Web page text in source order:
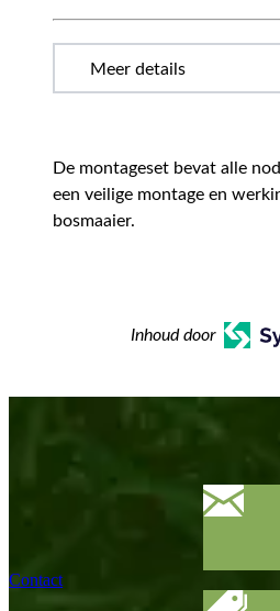
De montageset bevat alle
een veilige montage en
bosmaaier.
Inhoud door
Contact